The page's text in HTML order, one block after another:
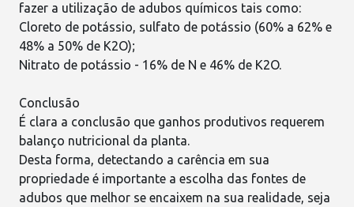
fazer a utilização de adubos químicos tais como:
Cloreto de potássio, sulfato de potássio (60% a 62% e
48% a 50% de K2O);
Nitrato de potássio - 16% de N e 46% de K2O.
Conclusão
É clara a conclusão que ganhos produtivos requerem
balanço nutricional da planta.
Desta forma, detectando a carência em sua
propriedade é importante a escolha das fontes de
adubos que melhor se encaixem na sua realidade, seja